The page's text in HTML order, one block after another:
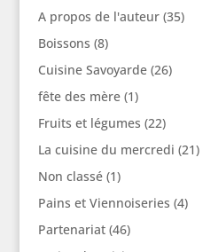
A propos de l'auteur(35)
Boissons (8)
Cuisine Savoyarde(26)
fête des mère(1)
Fruits et légumes (22)
La cuisine du mercredi (21)
Non classé(1)
Pains et Viennoiseries (4)
Partenariat(46)